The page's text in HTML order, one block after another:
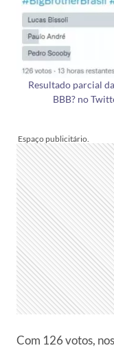
Resultado parcial
BBB? no
Com 126 votos,